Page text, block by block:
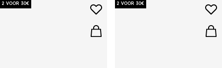
2 VOOR 30€ 2 VOOR 30€